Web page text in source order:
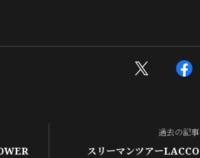
過去の記事
スリーマンツアーLACCO